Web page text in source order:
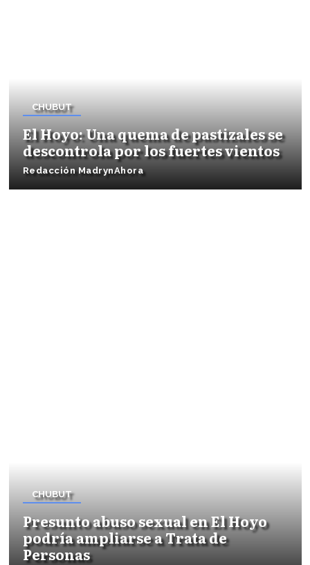
CHUBUT
El Hoyo: Una quema de pastizales se
descontrola por los fuertes vientos
Redacción MadrynAhora
CHUBUT
Presunto abuso sexual en El Hoyo
podría ampliarse a Trata de
Personas